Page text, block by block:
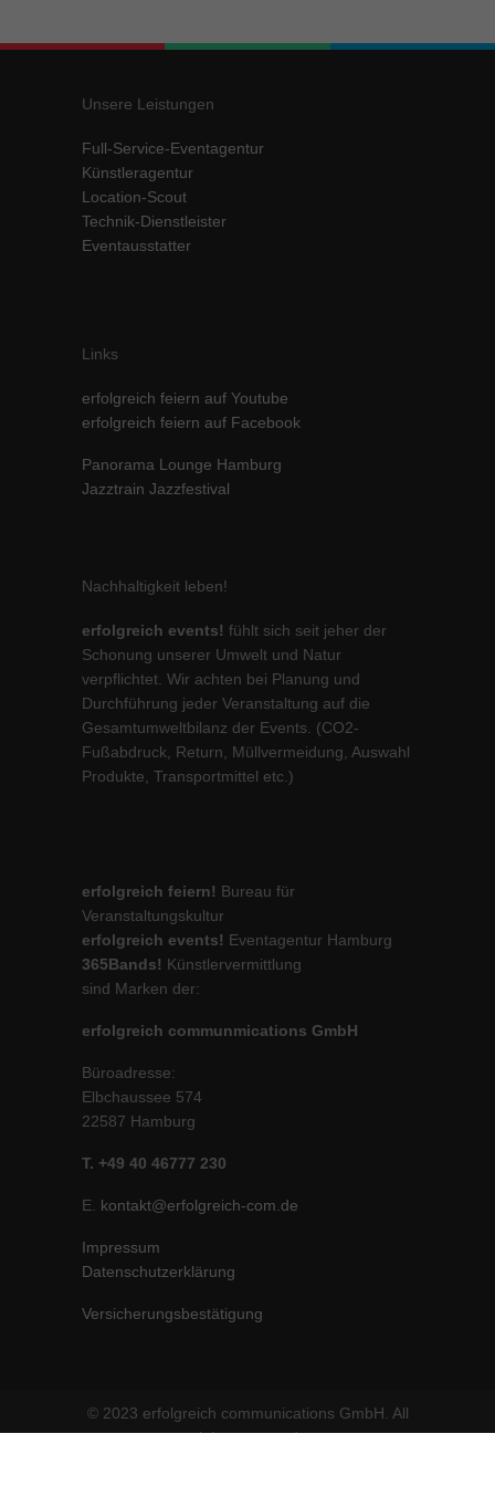
Unsere Leistungen
Full-Service-Eventagentur
Künstleragentur
Location-Scout
Technik-Dienstleister
Eventausstatter
Links
erfolgreich feiern auf Youtube
erfolgreich feiern auf Facebook
Panorama Lounge Hamburg
Jazztrain Jazzfestival
Nachhaltigkeit leben!
erfolgreich events! fühlt sich seit jeher der
Schonung unserer Umwelt und Natur
verpflichtet. Wir achten bei Planung und
Durchführung jeder Veranstaltung auf die
Gesamtumweltbilanz der Events. (CO2-
Fußabdruck, Return, Müllvermeidung, Auswahl
Produkte, Transportmittel etc.)
erfolgreich feiern! Bureau für
Veranstaltungskultur
erfolgreich events! Eventagentur Hamburg
365Bands! Künstlervermittlung
sind Marken der:
erfolgreich communmications GmbH
Büroadresse:
Elbchaussee 574
22587 Hamburg
T. +49 40 46777 230
E. kontakt@erfolgreich-com.de
Impressum
Datenschutzerklärung
Versicherungsbestätigung
© 2023 erfolgreich communications GmbH. All
rights reserved.
standardmäßig blockiert. Wenn Cookies von externen Medien akzeptiert
Cookie-Informationen anzeigen
powered by Borlabs Cookie